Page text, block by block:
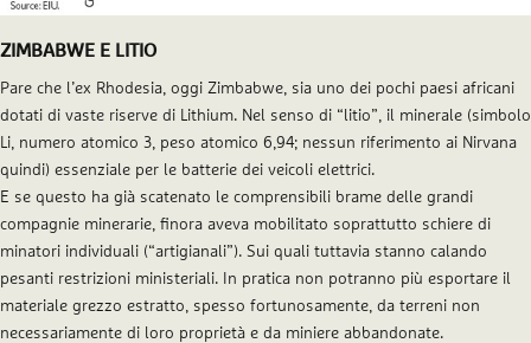
ZIMBABWE E LITIO
Pare che l’ex Rhodesia, oggi Zimbabwe, sia uno dei pochi paesi africani
dotati di vaste riserve di Lithium. Nel senso di “litio”, il minerale (simbolo
Li, numero atomico 3, peso atomico 6,94; nessun riferimento ai Nirvana
quindi) essenziale per le batterie dei veicoli elettrici.
E se questo ha già scatenato le comprensibili brame delle grandi
compagnie minerarie, finora aveva mobilitato soprattutto schiere di
minatori individuali (“artigianali”). Sui quali tuttavia stanno calando
pesanti restrizioni ministeriali. In pratica non potranno più esportare il
materiale grezzo estratto, spesso fortunosamente, da terreni non
necessariamente di loro proprietà e da miniere abbandonate.